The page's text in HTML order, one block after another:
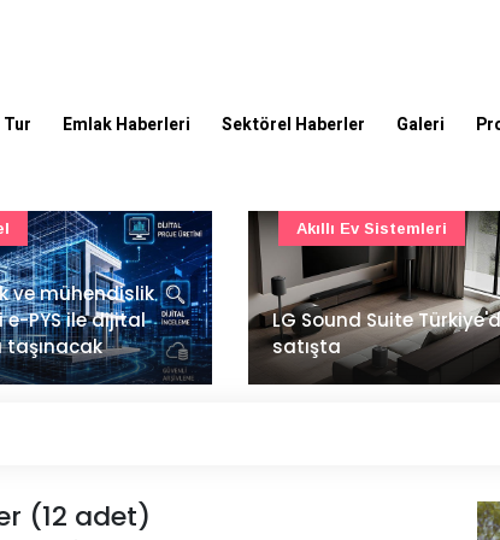
Emlak Haberleri Sektörel Haberler Galeri
Suite Türkiye'de
Ev Sistemleri
İstanbul Havalimanı'nın
ana pistinde sona doğru
Ulaşım
(12 adet)